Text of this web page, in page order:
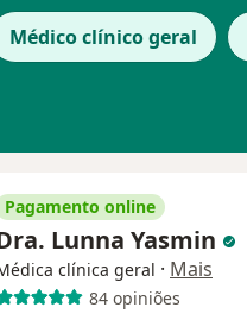
Médico clínico geral
Pagamento online
Lunna Yasmin
clínica geral · Mais
84 opiniões